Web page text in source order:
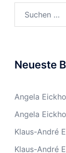
Neueste
Angela
Angela
Klaus-André
Klaus-André